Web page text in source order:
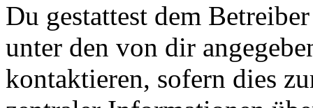
Du gestattest dem
unter den von dir
kontaktieren, sofern dies